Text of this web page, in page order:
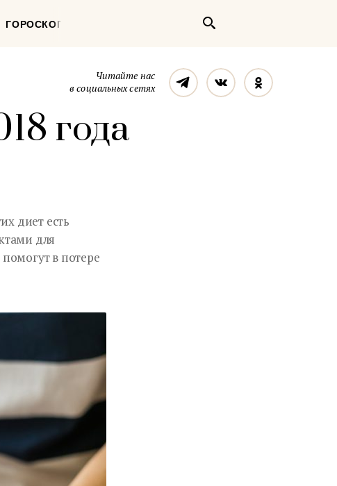
ГОРОСКОП
Читайте нас
в социальных сетях
ТелеграмВконтакте
года
диет есть
для
в потере